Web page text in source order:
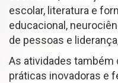
escolar, literatura e
educacional,
de pessoas e
As atividades também
práticas inovadoras e